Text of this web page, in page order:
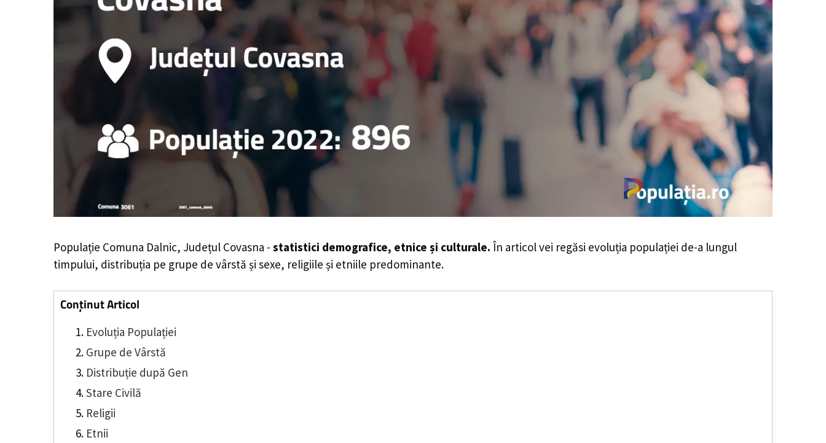
Populație Comuna Dalnic, Județul Covasna - statistici demografice, etnice și culturale. În articol vei regăsi evoluția populației de-a lungul
timpului, distribuția pe grupe de vârstă și sexe, religiile și etniile predominante.
Conținut Articol
Evoluția Populației
Grupe de Vârstă
Distribuție după Gen
Stare Civilă
Religii
Etnii